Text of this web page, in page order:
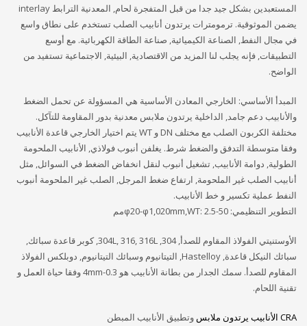
المستعبدين بشكل جيد جدا من قبل المتفجرة لحام, المعدنية الترابط interlay
يضمن الموثوقية. ترمومترات يرتدون أنابيب الصلب تستخدم على نطاق واسع
في مجال النفط, الصناعة الكيميائية, صناعة الطاقة الكهربائية. مع أوسع
التطبيقات, فإنه يجلب لنا المزيد من الاقتصادية, البيئية, الاجتماعية تستفيد من
الواضح.
المبدأ الأساسي: الخارجي المعادن الأساسية هي المسؤولة عن تحمل الضغط
والأنابيب دعم جامد, الداخلية يرتدون ملابس معدنية بدور المقاومة للتآكل.
مختلفة الكربون الصلب مع مختلف DN و WT يتم اختيار الخارجي قاعدة الأنابيب
وفقا متوسطة التدفق والضغط شرط. يغلفن أنبوب فولاذي, الأنابيب الملحومة
الطولية, دوامة الأنابيب, تشغيل أنبوب لنقل انخفاض الضغط في السوائل, مثل
أنابيب الصلب غير الملحومة, ارتفاع ضغط المرجل, الصلب غير الملحومة أنبوب
النفط عملية تكسير و خط الأنابيب.
التطوير التنظيمي: φ20-φ1,020mm,WT: 2.5-50مم
الأوستنيتي الفولاذ المقاوم للصدأ, 304, 304L, 316, 316L, كوبر قاعدة سبائك,
سبائك النيكل قاعدة, Hastelloy, التيتانيوم وسبائك التيتانيوم, دوبلكس الفولاذ
المقاوم للصدأ. سمك الجدار من بطانة الأنابيب هو 0.3-4mm وفقا حياة العمل و
تقنية اللحام.
CRA الأنابيب يرتدون ملابس
وتطبيق الأنابيب المبطن